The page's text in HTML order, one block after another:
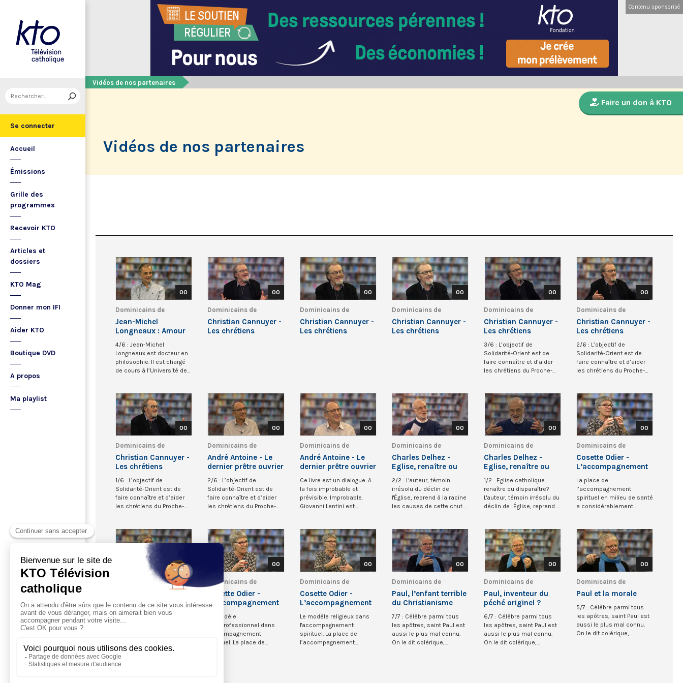
Se connecter
Accueil
Émissions
Grille des
programmes
Recevoir KTO
Articles et
dossiers
KTO Mag
Donner mon IFI
Aider KTO
Boutique DVD
A propos
Ma playlist
Contenu sponsorisé
Vidéos de nos partenaires
Faire un don à KTO
Vidéos de nos partenaires
00
Dominicains de
Belgique
Jean-Michel
Longneaux : Amour
et incertitude
4/6 : Jean-Michel
Longneaux est docteur en
philosophie. Il est chargé
de cours à l’Université de
00
Dominicains de
Belgique
Christian Cannuyer -
Les chrétiens
00
Dominicains de
Belgique
Christian Cannuyer -
Les chrétiens
00
Dominicains de
Belgique
Christian Cannuyer -
Les chrétiens
00
Dominicains de
Belgique
Christian Cannuyer -
Les chrétiens
d’Orient 3/6
3/6 : L’objectif de
Solidarité-Orient est de
faire connaître et d’aider
les chrétiens du Proche-
00
Dominicains de
Belgique
Christian Cannuyer -
Les chrétiens
d’Orient 2/6
2/6 : L’objectif de
Solidarité-Orient est de
faire connaître et d’aider
les chrétiens du Proche-
00
Dominicains de
Belgique
Christian Cannuyer -
Les chrétiens
d’Orient 1/6
1/6 : L’objectif de
Solidarité-Orient est de
faire connaître et d’aider
les chrétiens du Proche-
00
Dominicains de
Belgique
André Antoine - Le
dernier prêtre ouvrier
(2/2)
2/6 : L’objectif de
Solidarité-Orient est de
faire connaître et d’aider
les chrétiens du Proche-
00
Dominicains de
Belgique
André Antoine - Le
dernier prêtre ouvrier
Ce livre est un dialogue. A
la fois improbable et
prévisible. Improbable.
Giovanni Lentini est
00
Dominicains de
Belgique
Charles Delhez -
Eglise, renaître ou
disparaitre (2/2)
2/2 : L'auteur, témoin
irrésolu du déclin de
l'Église, reprend à la racine
les causes de cette chute
00
Dominicains de
Belgique
Charles Delhez -
Eglise, renaître ou
disparaitre (1/2)
1/2 : Eglise catholique:
renaître ou disparaître?
L'auteur, témoin irrésolu du
déclin de l'Église, reprend à
00
Dominicains de
Belgique
Cosette Odier -
L’accompagnement
La place de
l’accompagnement
spirituel en milieu de santé
a considérablement
00
Dominicains de
L’accompagnement
spirituel (4/6)
Le modèle de consultance
spirituel en milieu de santé
a con...
00
Dominicains de
Belgique
Cosette Odier -
L’accompagnement
spirituel (3/6)
Le modèle
interprofessionnel dans
l'accompagnement
spirituel. La place de
00
Dominicains de
Belgique
Cosette Odier -
L’accompagnement
spirituel (1/6)
Le modèle religieux dans
l'accompagnement
spirituel. La place de
l’accompagnement
00
Dominicains de
Belgique
Paul, l’enfant terrible
du Christianisme
7/7 : Célèbre parmi tous
les apôtres, saint Paul est
aussi le plus mal connu.
On le dit colérique,
00
Dominicains de
Belgique
Paul, inventeur du
péché originel ?
6/7 : Célèbre parmi tous
les apôtres, saint Paul est
aussi le plus mal connu.
On le dit colérique,
00
Dominicains de
Belgique
Paul et la morale
5/7 : Célèbre parmi tous
les apôtres, saint Paul est
aussi le plus mal connu.
On le dit colérique,